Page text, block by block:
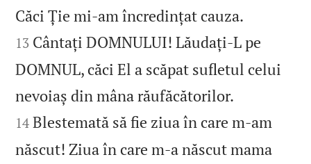
Căci Ție mi‑am încredințat cauza.
13 Cântați DOMNULUI! Lăudați‑L pe
DOMNUL, căci El a scăpat sufletul celui
nevoiaș din mâna răufăcătorilor.
14 Blestemată să fie ziua în care m‑am
născut! Ziua în care m‑a născut mama